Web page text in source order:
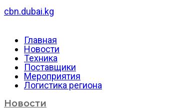
cbn.dubai.kg
Главная
Новости
Техника
Поставщики
Мероприятия
Логистика региона
Новости